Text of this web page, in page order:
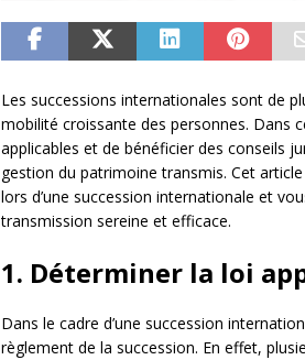
Les successions internationales sont de
mobilité croissante des personnes. Dans
applicables et de bénéficier des conseils
gestion du patrimoine transmis. Cet
lors d’une succession internationale et
transmission sereine et efficace.
1. Déterminer la loi
Dans le cadre d’une succession
règlement de la succession. En effet,